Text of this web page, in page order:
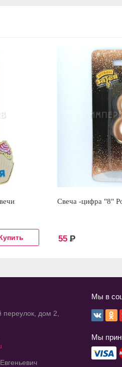
Свеча -цифра "8"
55 Р
переулок, дом 2,
Мы в
Мы